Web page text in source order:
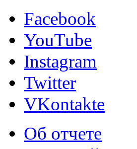
Facebook
YouTube
Instagram
Twitter
VKontakte
Об отчете